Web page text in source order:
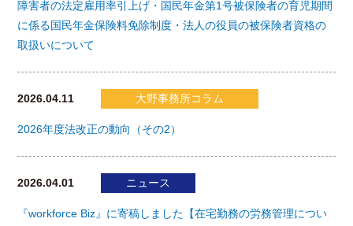
障害者の法定雇用率引上げ・国民年金第1号被保険者の育児期間
に係る国民年金保険料免除制度・法人の役員の被保険者資格の
取扱いについて
2026.04.11 大野事務所コラム
2026年度法改正の動向（その2）
2026.04.01 ニュース
『workforce Biz』に寄稿しました【在宅勤務の労務管理につい